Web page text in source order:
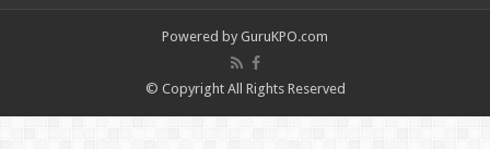
Powered by GuruKPO.com
© Copyright All Rights Reserved